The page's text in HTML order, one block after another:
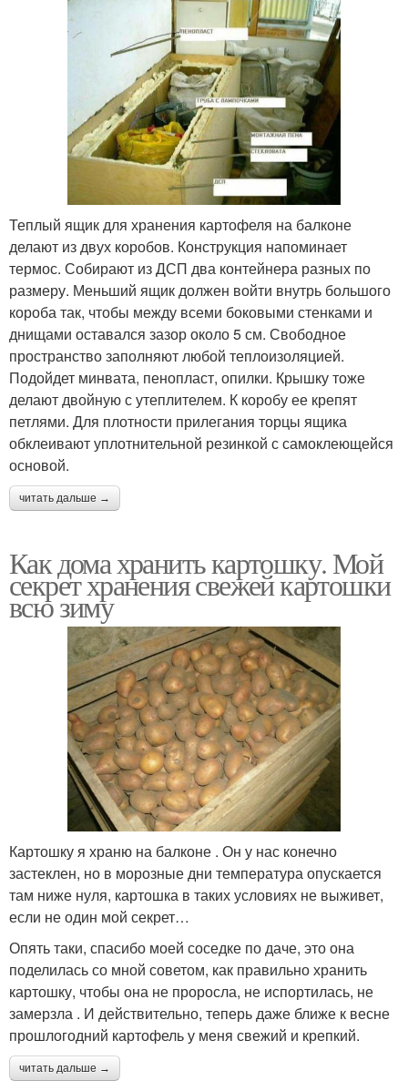
Теплый ящик для хранения картофеля на балконе
делают из двух коробов. Конструкция напоминает
термос. Собирают из ДСП два контейнера разных по
размеру. Меньший ящик должен войти внутрь большого
короба так, чтобы между всеми боковыми стенками и
днищами оставался зазор около 5 см. Свободное
пространство заполняют любой теплоизоляцией.
Подойдет минвата, пенопласт, опилки. Крышку тоже
делают двойную с утеплителем. К коробу ее крепят
петлями. Для плотности прилегания торцы ящика
обклеивают уплотнительной резинкой с самоклеющейся
основой.
читать дальше →
Как дома хранить картошку. Мой
секрет хранения свежей картошки
всю зиму
Картошку я храню на балконе . Он у нас конечно
застеклен, но в морозные дни температура опускается
там ниже нуля, картошка в таких условиях не выживет,
если не один мой секрет…
Опять таки, спасибо моей соседке по даче, это она
поделилась со мной советом, как правильно хранить
картошку, чтобы она не проросла, не испортилась, не
замерзла . И действительно, теперь даже ближе к весне
прошлогодний картофель у меня свежий и крепкий.
читать дальше →